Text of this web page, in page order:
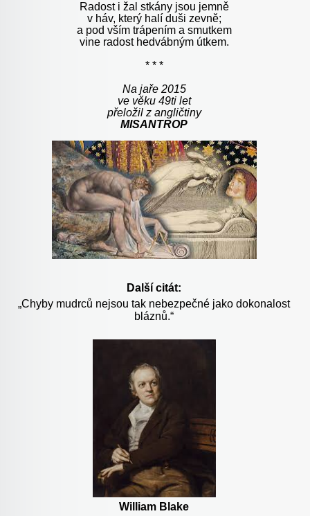
Radost i žal stkány jsou jemně
v háv, který halí duši zevně;
a pod vším trápením a smutkem
vine radost hedvábným útkem.
* * *
Na jaře 2015
ve věku 49ti let
přeložil z angličtiny
MISANTROP
Další citát:
„Chyby mudrců nejsou tak nebezpečné jako dokonalost
bláznů.“
William Blake